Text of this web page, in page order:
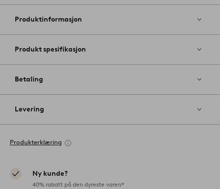
til
Produktinformasjon
Produkt spesifikasjon
Betaling
Levering
Produkterklæring
Ny kunde?
40% rabatt på den dyreste varen*